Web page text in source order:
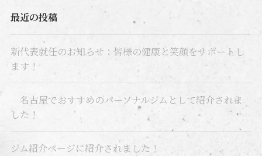
最近の投稿
新代表就任のお知らせ：皆様の健康と笑顔をサポートし
ます！
名古屋でおすすめのパーソナルジムとして紹介されま
した！
ジム紹介ページに紹介されました！